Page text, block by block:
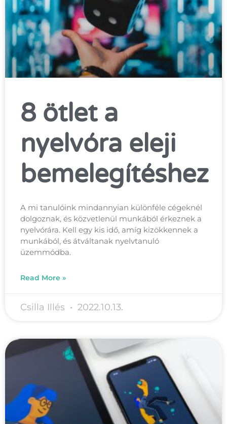
8 ötlet a
nyelvóra eleji
bemelegítéshez
A mi tanulóink mindannyian különféle cégeknél
dolgoznak, és közvetlenül munkából érkeznek a
nyelvórára. Kell egy kis idő, amíg kizökkennek a
munkából, és átváltanak nyelvtanuló
üzemmódba.
Read More »
Csilla Illés 2022.10.13.